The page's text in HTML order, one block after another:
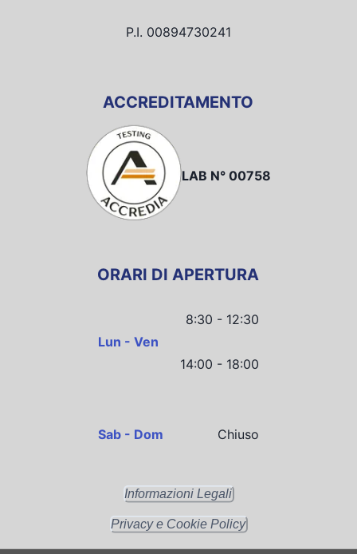
P.I. 00894730241
ACCREDITAMENTO
LAB N° 00758
ORARI DI APERTURA
Lun - Ven
8:30 - 12:30
14:00 - 18:00
Sab - Dom Chiuso
Informazioni Legali
Privacy e Cookie Policy